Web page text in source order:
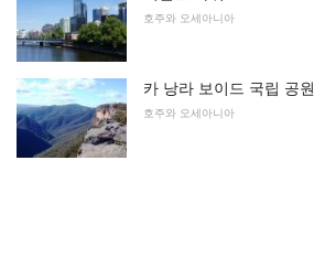
호주와 오세아니아
카 낭라 보이드 국립 공원
호주와 오세아니아